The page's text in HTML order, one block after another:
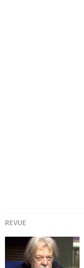
REVUE